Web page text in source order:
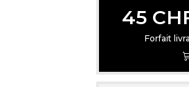
45
Forfait